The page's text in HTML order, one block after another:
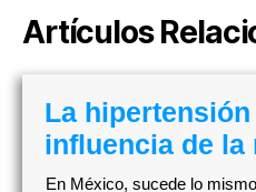
Artículos
La
influencia de la
En México, sucede lo